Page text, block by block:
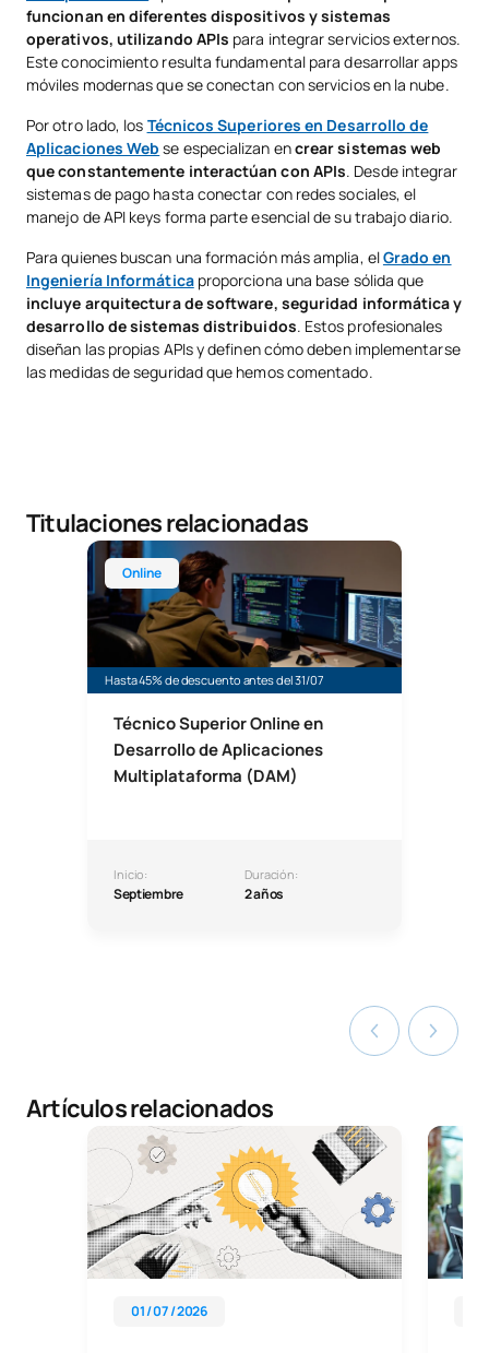
funcionan en diferentes dispositivos y sistemas
operativos, utilizando APIs para integrar servicios externos.
Este conocimiento resulta fundamental para desarrollar apps
móviles modernas que se conectan con servicios en la nube.
Por otro lado, los Técnicos Superiores en Desarrollo de
Aplicaciones Web se especializan encrear sistemas web
que constantemente interactúan con APIs. Desde integrar
sistemas de pago hasta conectar con redes sociales, el
manejo de API keys forma parte esencial de su trabajo diario.
Para quienes buscan una formación más amplia, elGrado en
Ingeniería Informáticaproporciona una base sólida que
incluye arquitectura de software, seguridad informática y
desarrollo de sistemas distribuidos. Estos profesionales
diseñan las propias APIs y definen cómo deben implementarse
las medidas de seguridad que hemos comentado.
Titulaciones relacionadas
Online
Hasta 45% de descuento antes del 31/07
Técnico Superior Online en
Desarrollo de Aplicaciones
Multiplataforma (DAM)
Inicio:
Septiembre
Duración:
2 años
Técnico Superior Online en Desarrollo de
Artículos relacionados
01 / 07 / 2026